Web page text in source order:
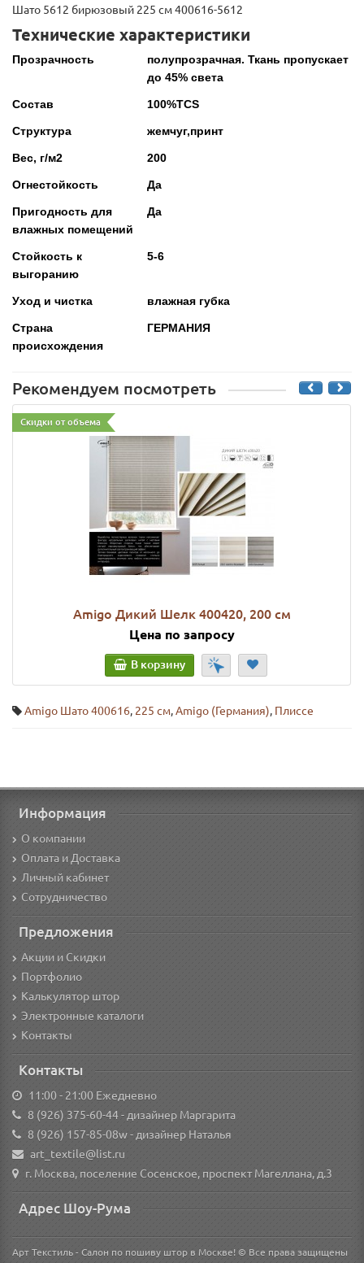
Шато 5612 бирюзовый 225 см 400616-5612
Технические характеристики
Прозрачность
полупрозрачная. Ткань пропускает
до 45% света
Состав 100%TCS
Структура жемчуг,принт
Вес, г/м2 200
Огнестойкость Да
Пригодность для
влажных помещений
Да
Стойкость к
выгоранию
5-6
Уход и чистка влажная губка
Страна
происхождения
ГЕРМАНИЯ
Рекомендуем посмотреть
Скидки от объема
Amigo Дикий Шелк 400420, 200 см
Цена по запросу
В корзину
Amigo Шато 400616, 225 см,Amigo (Германия), Плиссе
Информация
О компании
Оплата и Доставка
Личный кабинет
Сотрудничество
Предложения
Акции и Скидки
Портфолио
Калькулятор штор
Электронные каталоги
Контакты
Контакты
11:00 - 21:00 Ежедневно
8 (926) 375-60-44- дизайнер Маргарита
8 (926) 157-85-08w- дизайнер Наталья
art_textile@list.ru
г. Москва, поселение Сосенское, проспект Магеллана, д.3
Адрес Шоу-Рума
Арт Текстиль - Салон по пошиву штор в Москве! © Все права защищены